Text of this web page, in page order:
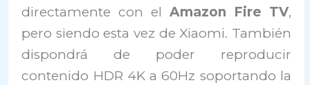
directamente con el Amazon Fire TV,
pero siendo esta vez de Xiaomi. También
dispondrá de poder reproducir
contenido HDR 4K a 60Hz soportando la